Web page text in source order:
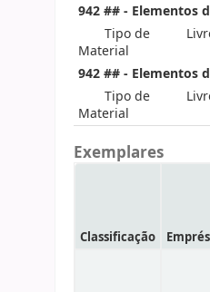
942 ## - Elementos
Tipo de
Material
942 ## - Elementos
Tipo de
Material
Exemplares
Classificação